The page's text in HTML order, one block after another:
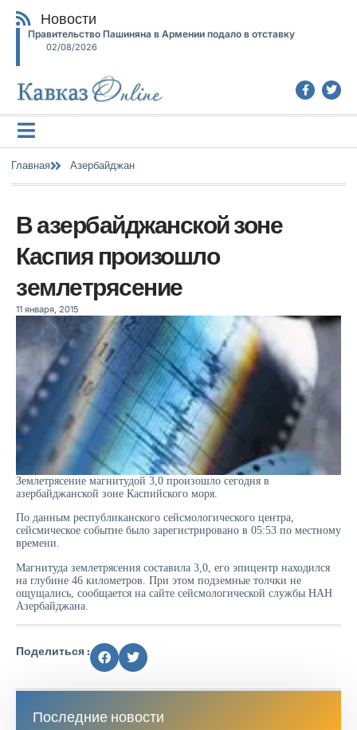
Новости
Правительство Пашиняна в Армении подало в отставку
02/08/2026
Главная Азербайджан
В азербайджанской зоне
Каспия произошло
землетрясение
11 января, 2015
Землетрясение магнитудой 3,0 произошло сегодня в
азербайджанской зоне Каспийского моря.
По данным республиканского сейсмологического центра,
сейсмическое событие было зарегистрировано в 05:53 по местному
времени.
Магнитуда землетрясения составила 3,0, его эпицентр находился
на глубине 46 километров. При этом подземные толчки не
ощущались, сообщается на сайте сейсмологической службы НАН
Азербайджана.
Поделиться :
Последние новости